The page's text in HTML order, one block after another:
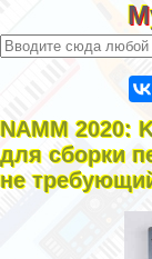
NAMM 2020:
для сборки
не